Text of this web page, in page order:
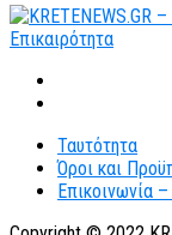
Ταυτότητα
Όροι και
Επικοινωνία